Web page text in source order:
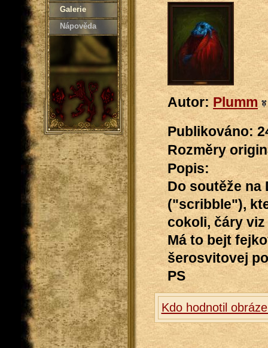
Galerie
Nápověda
Autor: Plumm
Publikováno:
Rozměry
Popis:
Do soutěže na
("scribble"),
cokoli, čáry
Má to bejt
šerosvitovej
PS
Kdo hodnotil